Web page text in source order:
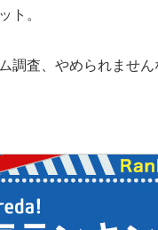
ト。
調査、やめられません